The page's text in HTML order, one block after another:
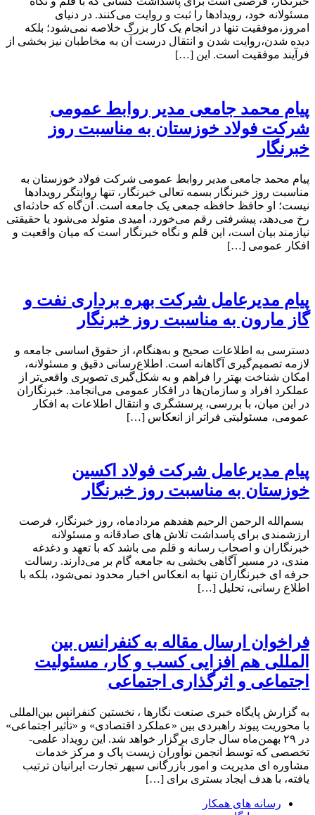
مسئولانه خود، رویدادها را ثبت و روایت می‌کنند. در دنیای
امروز،موفقیت تنها در انجام یک کار بزرگ خلاصه نمی‌شود؛ بلکه
دیده شدن،روایت شدن و انتقال درست آن به مخاطبان نیز بخشی از
فرآیند موفقیت است. این […]
پیام محمد جامعی مدیر روابط عمومی
شرکت فولاد خوزستان به مناسبت روز
خبرنگار
پیام محمد جامعی مدیر روابط عمومی شرکت فولاد خوزستان به
مناسبت روز خبرنگار بسمه تعالی خبرنگار، تنها روایتگر رویدادها
نیست؛ او حافظ حافظه جمعی یک جامعه است. آن‌گاه که حادثه‌ای
رخ می‌دهد، پیشرفتی رقم می‌خورد، امیدی متولد می‌شود یا حقیقتی
نیازمند بیان است، این قلم و نگاه خبرنگار است که میان واقعیت و
افکار عمومی […]
پیام مدیرعامل شرکت بهره برداری نفت و
گاز مارون به مناسبت روز خبرنگار
دسترسی به اطلاعات صحیح و به‌هنگام، از حقوق اساسی جامعه و
لازمه تصمیم‌گیری آگاهانه است. اطلاع‌رسانی دقیق و مسئولانه،
امکان شناخت بهتر را فراهم و به شکل‌گیری تصویری واقعی‌تر از
عملکرد افراد و سازمان‌ها در افکار عمومی می‌انجامد. خبرنگاران
در این میان، با بررسی، پرسشگری و انتقال اطلاعات به افکار
عمومی، مسئولیتی فراتر از انعکاس […]
پیام مدیرعامل شرکت فولاد اکسین
خوزستان به مناسبت روز خبرنگار
بسم‌الله الرحمن الرحیم هفدهم مردادماه، روز خبرنگار، فرصت
ارزشمندی برای پاسداشت تلاش‌ های صادقانه و مسئولانه
خبرنگاران و اصحاب رسانه و قلم می باشد که با تعهد و دغدغه‌
مندی، در مسیر آگاهی‌ بخشی به جامعه گام بر می‌دارند. رسالت
حرفه‌ ای خبرنگاران تنها به انعکاس اخبار محدود نمی‌شود، بلکه با
اطلاع رسانی، تحلیل […]
فراخوان ارسال مقاله به کنفرانس بین
المللی هم افزایی کسب و کار، مسئولیت
اجتماعی و اثرگذاری اجتماعی
به گزارش پایگاه خبری صنعت نگارها ، نخستین کنفرانس بین‌المللی
با محوریت پیوند راهبردی بین «عملکرد اقتصادی» و «تأثیر اجتماعی»
در ۲۹ بهمن‌ماه سال جاری برگزار خواهد شد. این رویداد علمی-
تخصصی که توسط انجمن نوآوران زیست پاک و مرکز خدمات
مشاوره ای مدیریت و امور بازرگانی سپهر تجارت ایرانیان ترتیب
یافته، با هدف ایجاد بستری برای […]
رسانه های همکار